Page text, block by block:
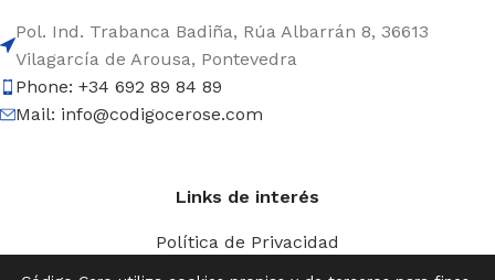
Pol. Ind. Trabanca Badiña, Rúa Albarrán 8, 36613
Vilagarcía de Arousa, Pontevedra
Phone: +34 692 89 84 89
Mail: info@codigocerose.com
Links de interés
Política de Privacidad